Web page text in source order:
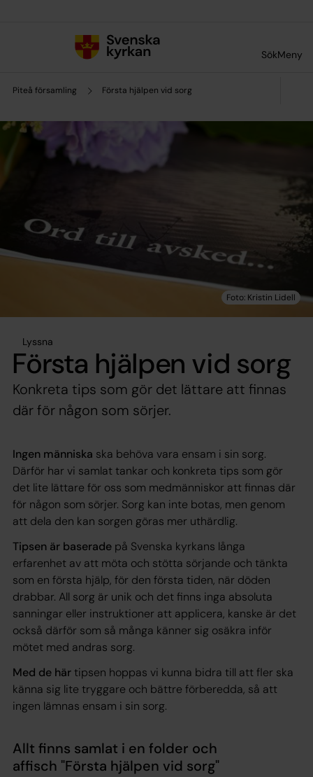
SökMeny
Piteå församling Första hjälpen vid sorg
Lyssna
Första hjälpen vid sorg
Konkreta tips som gör det lättare att finnas
där för någon som sörjer.
Ingen människa ska behöva vara ensam i sin sorg.
Därför har vi samlat tankar och konkreta tips som gör
det lite lättare för oss som medmänniskor att finnas där
för någon som sörjer. Sorg kan inte botas, men genom
att dela den kan sorgen göras mer uthärdlig.
Tipsen är baserade på Svenska kyrkans långa
erfarenhet av att möta och stötta sörjande och tänkta
som en första hjälp, för den första tiden, när döden
drabbar. All sorg är unik och det finns inga absoluta
sanningar eller instruktioner att applicera, kanske är det
också därför som så många känner sig osäkra inför
mötet med andras sorg.
Med de härtipsen hoppas vi kunna bidra till att fler ska
känna sig lite tryggare och bättre förberedda, så att
ingen lämnas ensam i sin sorg.
Allt finns samlat i en folder och
affisch "Första hjälpen vid sorg"